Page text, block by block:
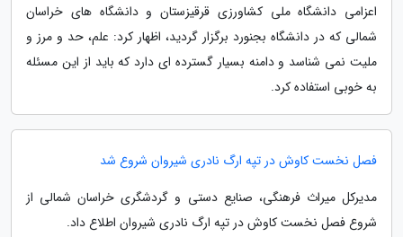
اعزامی دانشگاه ملی کشاورزی قرقیزستان و دانشگاه های خراسان
شمالی که در دانشگاه بجنورد برگزار گردید، اظهار کرد: علم، حد و مرز و
ملیت نمی شناسد و دامنه بسیار گسترده ای دارد که باید از این مسئله
به خوبی استفاده کرد.
فصل نخست کاوش در تپه ارگ نادری شیروان شروع شد
مدیرکل میراث فرهنگی، صنایع دستی و گردشگری خراسان شمالی از
شروع فصل نخست کاوش در تپه ارگ نادری شیروان اطلاع داد.